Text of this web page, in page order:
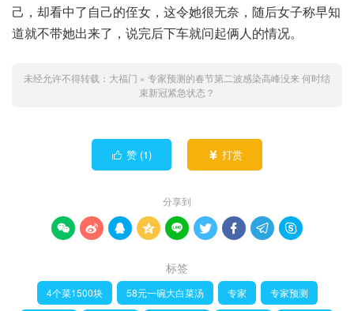
己，却看中了自己的侄女，这令她很无奈，随后女子称早知
道就不带她出来了，说完后下车就问起俩人的情况。
未经允许不得转载： 大福门 » 专家预测的春节第二波感染高峰没来 何时结
束新冠紧急状态？
 赞 (1)  打赏
分享到
        
标签
4个菜1500块 58元一碗大白菜汤 专家 专家预测